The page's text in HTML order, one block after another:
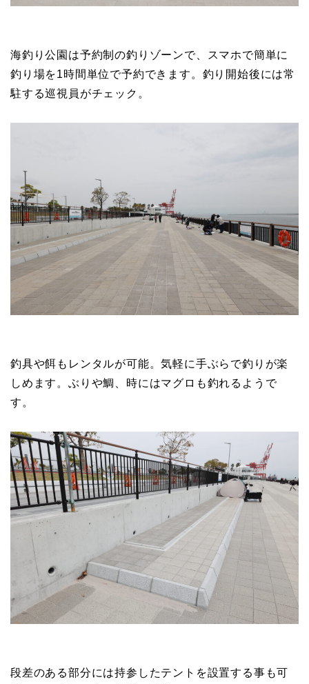
海釣り公園は予約制の釣りゾーンで、スマホで簡単に
釣り場を1時間単位で予約できます。釣り開始後には常
駐する巡視員がチェック。
釣具や餌もレンタルが可能。気軽に手ぶらで釣りが楽
しめます。ぶりや鯛、時にはマグロも釣れるようで
す。
段差のある部分には持参したテントを設置する事も可